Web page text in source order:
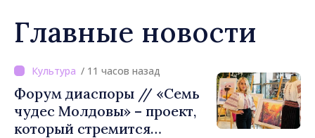
Главные новости
/ 5 часов назад
ВИДЕО // Калараш
формирует крупнейший
кластер добровольного